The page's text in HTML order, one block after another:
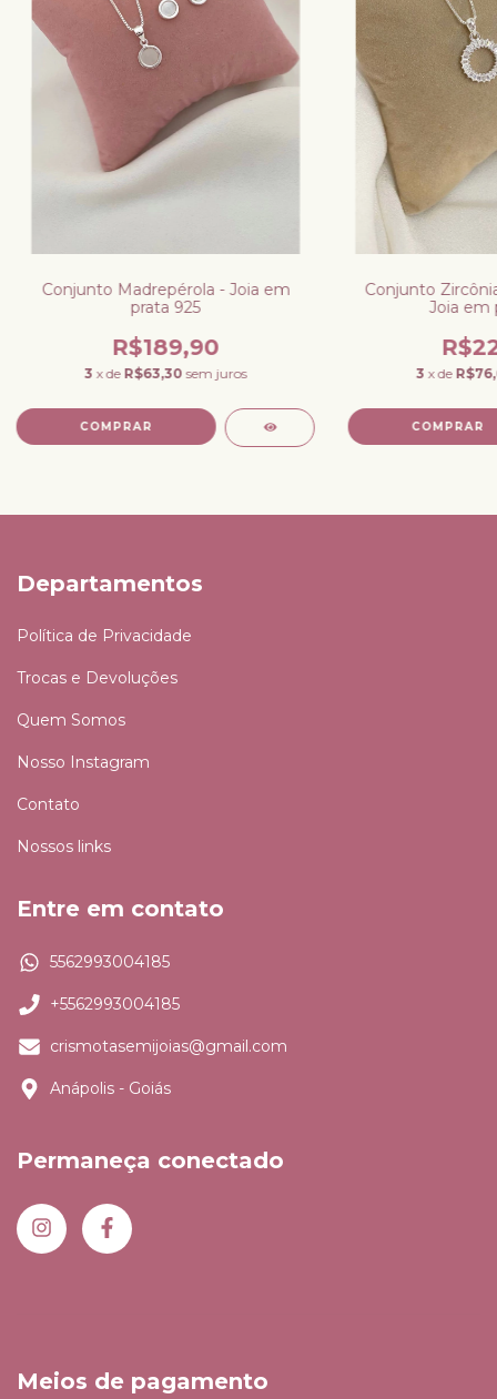
Conjunto Madrepérola - Joia em
prata 925
R$189,90
3 x de R$63,30 sem juros
Conjunto
Joia em
3 x de
Departamentos
Política de Privacidade
Trocas e Devoluções
Quem Somos
Nosso Instagram
Contato
Nossos links
Entre em contato
5562993004185
+5562993004185
crismotasemijoias@gmail.com
Anápolis - Goiás
Permaneça conectado
Meios de pagamento